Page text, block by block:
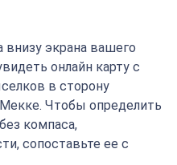
внизу экрана вашего
онлайн карту с
в сторону
Чтобы определить
компаса,
сопоставьте ее с